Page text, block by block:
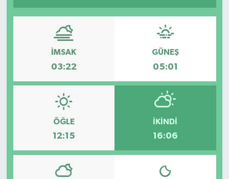
İMSAK
03:22
GÜNEŞ
05:01
ÖĞLE
12:15
İKINDI
16:06
Magazin
Gündem
Teknoloji
Genel